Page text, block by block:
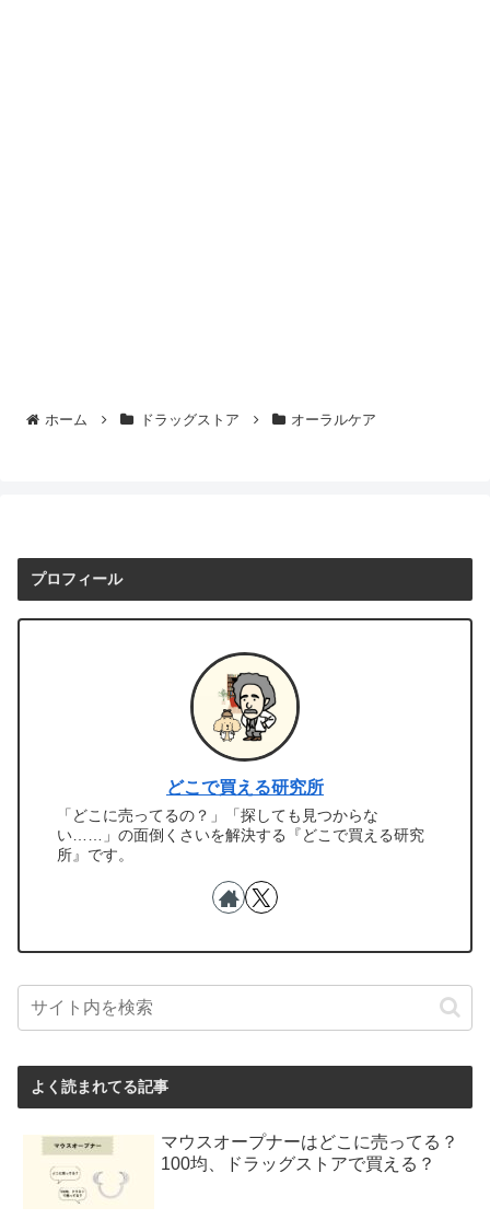
ホーム ドラッグストア オーラルケア
プロフィール
どこで買える研究所
「どこに売ってるの？」「探しても見つからな
い……」の面倒くさいを解決する『どこで買える研究
所』です。
よく読まれてる記事
マウスオープナーはどこに売ってる？
100均、ドラッグストアで買える？